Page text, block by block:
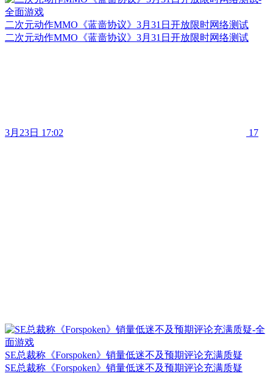
二次元动作MMO《蓝啬协议》3月31日开放限时网络测试
二次元动作MMO《蓝啬协议》3月31日开放限时网络测试
3月23日 17:02 17
SE总裁称《Forspoken》销量低迷不及预期评论充满质疑
SE总裁称《Forspoken》销量低迷不及预期评论充满质疑